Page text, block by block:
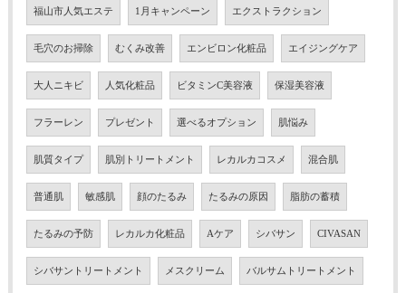
福山市人気エステ 1月キャンペーン エクストラクション
毛穴のお掃除 むくみ改善 エンビロン化粧品 エイジングケア
大人ニキビ 人気化粧品 ビタミンC美容液 保湿美容液
フラーレン プレゼント 選べるオプション 肌悩み
肌質タイプ 肌別トリートメント レカルカコスメ 混合肌
普通肌 敏感肌 顔のたるみ たるみの原因 脂肪の蓄積
たるみの予防 レカルカ化粧品 Aケア シバサン CIVASAN
シバサントリートメント メスクリーム バルサムトリートメント